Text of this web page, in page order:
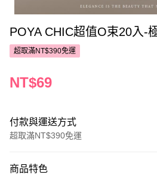
POYA CHIC超值O束20入-
超取滿NT$390免運
NT$69
付款與運送方式
超取滿NT$390免運
POYA支付
商品特色